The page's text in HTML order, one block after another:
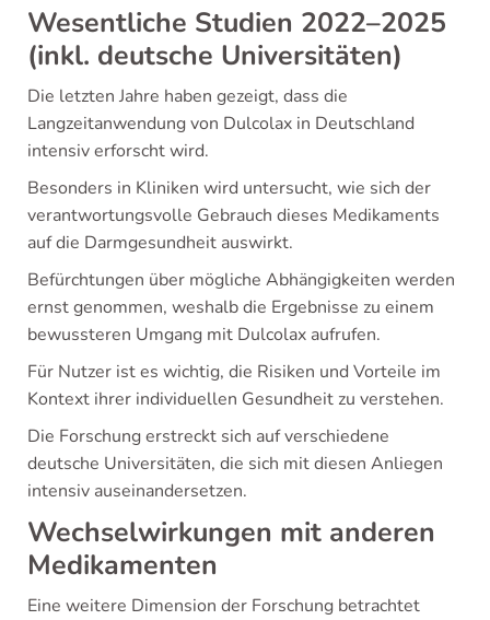
Wesentliche Studien 2022–2025
(inkl. deutsche Universitäten)
Die letzten Jahre haben gezeigt, dass die
Langzeitanwendung von Dulcolax in Deutschland
intensiv erforscht wird.
Besonders in Kliniken wird untersucht, wie sich der
verantwortungsvolle Gebrauch dieses Medikaments
auf die Darmgesundheit auswirkt.
Befürchtungen über mögliche Abhängigkeiten werden
ernst genommen, weshalb die Ergebnisse zu einem
bewussteren Umgang mit Dulcolax aufrufen.
Für Nutzer ist es wichtig, die Risiken und Vorteile im
Kontext ihrer individuellen Gesundheit zu verstehen.
Die Forschung erstreckt sich auf verschiedene
deutsche Universitäten, die sich mit diesen Anliegen
intensiv auseinandersetzen.
Wechselwirkungen mit anderen
Medikamenten
Eine weitere Dimension der Forschung betrachtet